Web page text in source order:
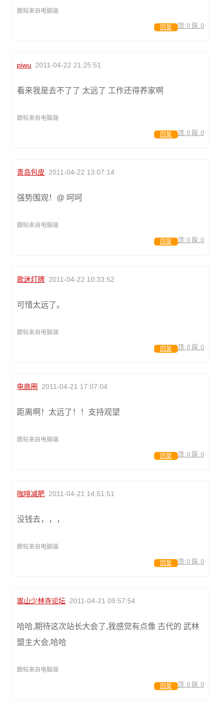
跟帖来自电脑端
顶: 0 踩: 0
回复
piwu 2011-04-22 21:25:51
看来我是去不了了 太远了 工作还得养家啊
跟帖来自电脑端
顶: 0 踩: 0
回复
青岛包皮 2011-04-22 13:07:14
强势围观！@ 呵呵
跟帖来自电脑端
顶: 0 踩: 0
回复
歌迷灯牌 2011-04-22 10:33:52
可惜太远了。
跟帖来自电脑端
顶: 0 踩: 0
回复
电商圈 2011-04-21 17:07:04
距离啊！太远了！！支持观望
跟帖来自电脑端
顶: 0 踩: 0
回复
咖啡减肥 2011-04-21 14:51:51
没钱去，，，
跟帖来自电脑端
顶: 0 踩: 0
回复
嵩山少林寺论坛 2011-04-21 09:57:54
哈哈,期待这次站长大会了,我感觉有点像 古代的 武林
盟主大会,哈哈
跟帖来自电脑端
顶: 0 踩: 0
回复